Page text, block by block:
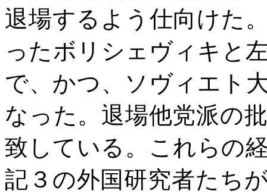
退場するよう仕向けた
ったボリシェヴィキと
で、かつ、ソヴィエト
なった。退場他党派の
致している。これらの
記３の外国研究者たち